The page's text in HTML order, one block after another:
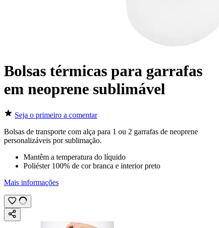
Bolsas térmicas para garrafas
em neoprene sublimável
Seja o primeiro a comentar
Bolsas de transporte com alça para 1 ou 2 garrafas de neoprene
personalizáveis porsublimação.
Mantêm a temperatura do líquido
Poliéster 100% de cor branca e interior preto
Mais informações